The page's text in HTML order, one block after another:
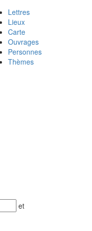
Lettres
Lieux
Carte
Ouvrages
Personnes
Thèmes
et